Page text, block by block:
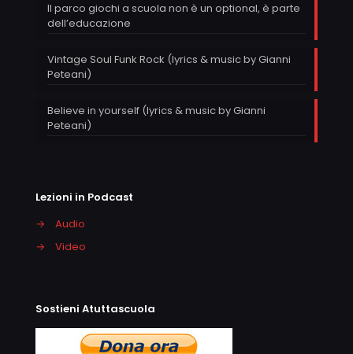
Il parco giochi a scuola non è un optional, è parte
dell’educazione
Vintage Soul Funk Rock (lyrics & music by Gianni
Peteani)
Believe in yourself (lyrics & music by Gianni
Peteani)
Lezioni in Podcast
→
Audio
→
Video
Sostieni Atuttascuola